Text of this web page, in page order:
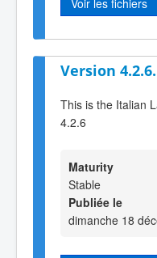
Voir les fichiers
Version
This is the Italian
4.2.6
Maturity
Stable
Publiée le
dimanche 18